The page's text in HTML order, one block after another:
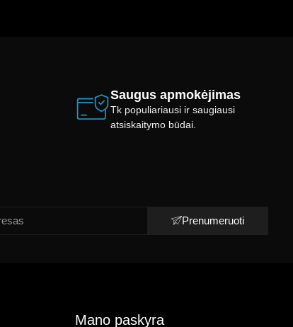
Saugus apmokėjimas
Tk populiariausi ir saugiausi
atsiskaitymo būdai.
Prenumeruoti
Mano paskyra